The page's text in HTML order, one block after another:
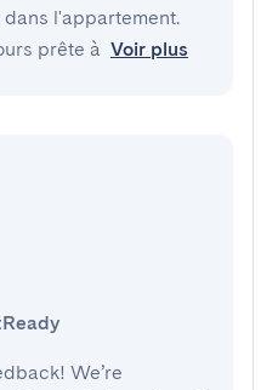
l'appartement.
prête à Voir plus
We’re